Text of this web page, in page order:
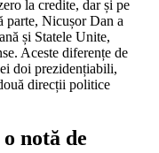
la credite, dar și pe
parte, Nicușor Dan a
și Statele Unite,
Aceste diferențe de
doi prezidențiabili,
direcții politice
notă de